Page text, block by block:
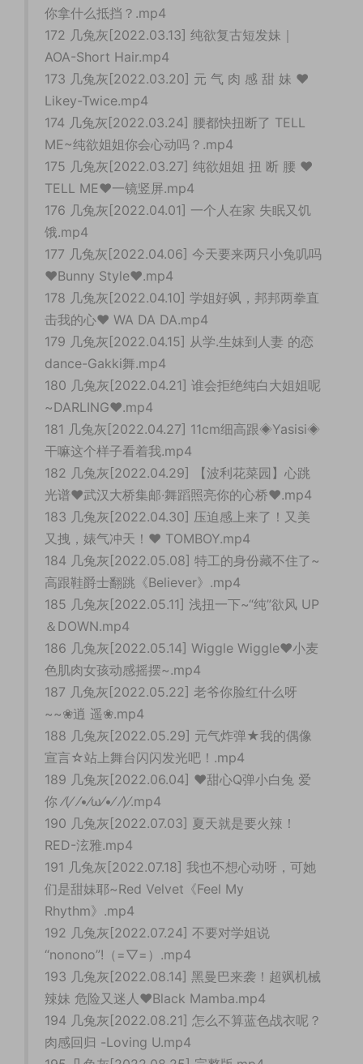
你拿什么抵挡？.mp4
172 几兔灰[2022.03.13] 纯欲复古短发妹｜
AOA-Short Hair.mp4
173 几兔灰[2022.03.20] 元 气 肉 感 甜 妹 ♥︎
Likey-Twice.mp4
174 几兔灰[2022.03.24] 腰都快扭断了 TELL
ME~纯欲姐姐你会心动吗？.mp4
175 几兔灰[2022.03.27] 纯欲姐姐 扭 断 腰 ❤
TELL ME❤一镜竖屏.mp4
176 几兔灰[2022.04.01] 一个人在家 失眠又饥
饿.mp4
177 几兔灰[2022.04.06] 今天要来两只小兔叽吗
❤️Bunny Style❤️.mp4
178 几兔灰[2022.04.10] 学姐好飒，邦邦两拳直
击我的心❤ WA DA DA.mp4
179 几兔灰[2022.04.15] 从学.生妹到人妻 的恋
dance-Gakki舞.mp4
180 几兔灰[2022.04.21] 谁会拒绝纯白大姐姐呢
~DARLING♥.mp4
181 几兔灰[2022.04.27] 11cm细高跟◈Yasisi◈
干嘛这个样子看着我.mp4
182 几兔灰[2022.04.29] 【波利花菜园】心跳
光谱❤武汉大桥集邮·舞蹈照亮你的心桥❤.mp4
183 几兔灰[2022.04.30] 压迫感上来了！又美
又拽，婊气冲天！♥ TOMBOY.mp4
184 几兔灰[2022.05.08] 特工的身份藏不住了~
高跟鞋爵士翻跳《Believer》.mp4
185 几兔灰[2022.05.11] 浅扭一下~“纯”欲风 UP
＆DOWN.mp4
186 几兔灰[2022.05.14] Wiggle Wiggle❤小麦
色肌肉女孩动感摇摆~.mp4
187 几兔灰[2022.05.22] 老爷你脸红什么呀
~~❀逍 遥❀.mp4
188 几兔灰[2022.05.29] 元气炸弹★我的偶像
宣言☆站上舞台闪闪发光吧！.mp4
189 几兔灰[2022.06.04] ❤️️甜心Q弹小白兔 ️爱
你 ⁄(⁄ ⁄•⁄ω⁄•⁄ ⁄)⁄.mp4
190 几兔灰[2022.07.03] 夏天就是要火辣！
RED-泫雅.mp4
191 几兔灰[2022.07.18] 我也不想心动呀，可她
们是甜妹耶~Red Velvet《Feel My
Rhythm》.mp4
192 几兔灰[2022.07.24] 不要对学姐说
“nonono”!（=▽=）.mp4
193 几兔灰[2022.08.14] 黑曼巴来袭！超飒机械
辣妹 危险又迷人❤Black Mamba.mp4
194 几兔灰[2022.08.21] 怎么不算蓝色战衣呢？
肉感回归 -Loving U.mp4